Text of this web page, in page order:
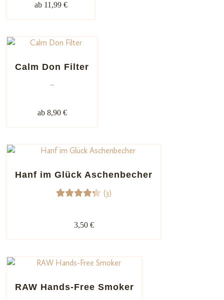
ab 11,99 €
Calm Don Filter
–
ab 8,90 €
Hanf im Glück Aschenbecher
4.33
nd auf
bewert
(3)
3,50 €
RAW Hands-Free Smoker